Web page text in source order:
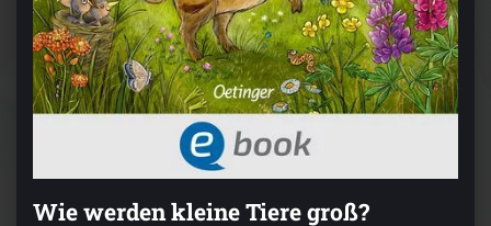
Wie werden kleine Tiere groß?